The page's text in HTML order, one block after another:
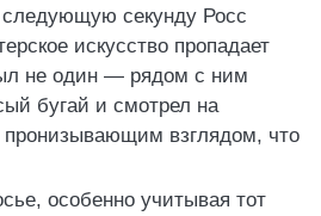
секунду Росс
искусство пропадает
не один — рядом с ним
бугай и смотрел на
пронизывающим взглядом, что
особенно учитывая тот